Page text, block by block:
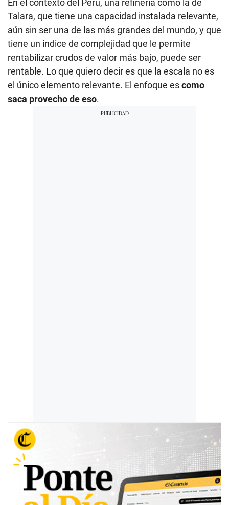
En el contexto del Perú, una refinería como la de
Talara, que tiene una capacidad instalada relevante,
aún sin ser una de las más grandes del mundo, y que
tiene un índice de complejidad que le permite
rentabilizar crudos de valor más bajo, puede ser
rentable. Lo que quiero decir es que la escala no es
el único elemento relevante. El enfoque escomo
saca provecho de eso.